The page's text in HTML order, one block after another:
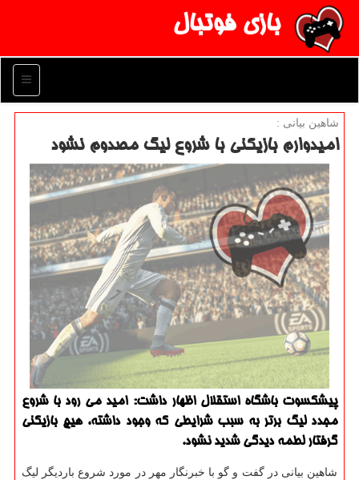
بازی فوتبال
منو
شاهین بیانی :
امیدوارم بازیكنی با شروع لیگ مصدوم نشود
پیشكسوت باشگاه استقلال اظهار داشت: امید می رود با شروع
مجدد لیگ برتر به سبب شرایطی كه وجود داشته، هیچ بازیكنی
گرفتار لطمه دیدگی شدید نشود.
شاهین بیانی در گفت و گو با خبرنگار مهر در مورد شروع باردیگر لیگ